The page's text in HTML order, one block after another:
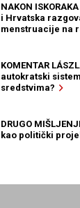
NAKON
i Hrvatska
menstruacije na
KOMENTAR
autokratski
sredstvima?
DRUGO
kao politički